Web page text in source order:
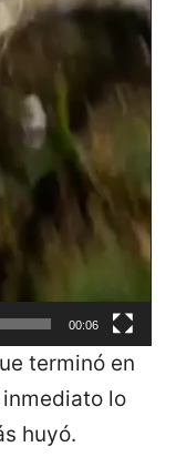
00:06
terminó en
lo
huyó.